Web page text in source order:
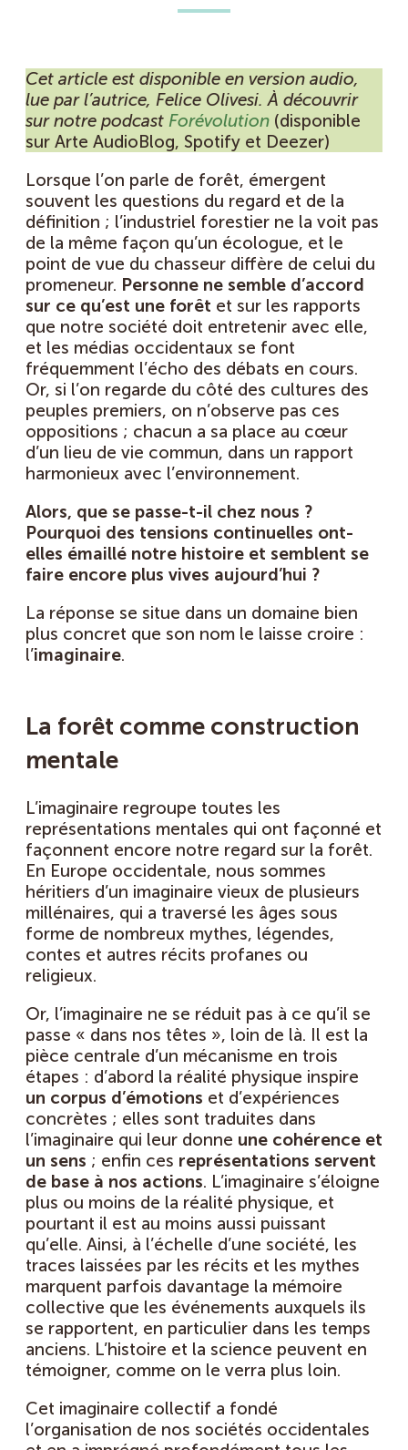
Cet article est disponible en version audio,
lue par l’autrice, Felice Olivesi. À découvrir
sur notre podcast Forévolution (disponible
sur Arte AudioBlog, Spotify et Deezer)
Lorsque l’on parle de forêt, émergent
souvent les questions du regard et de la
définition ; l’industriel forestier ne la voit pas
de la même façon qu’un écologue, et le
point de vue du chasseur diffère de celui du
promeneur. Personne ne semble d’accord
sur ce qu’est une forêt et sur les rapports
que notre société doit entretenir avec elle,
et les médias occidentaux se font
fréquemment l’écho des débats en cours.
Or, si l’on regarde du côté des cultures des
peuples premiers, on n’observe pas ces
oppositions ; chacun a sa place au cœur
d’un lieu de vie commun, dans un rapport
harmonieux avec l’environnement.
Alors, que se passe-t-il chez nous ?
Pourquoi des tensions continuelles ont-
elles émaillé notre histoire et semblent se
faire encore plus vives aujourd’hui ?
La réponse se situe dans un domaine bien
plus concret que son nom le laisse croire :
l’imaginaire.
La forêt comme construction
mentale
L’imaginaire regroupe toutes les
représentations mentales qui ont façonné et
façonnent encore notre regard sur la forêt.
En Europe occidentale, nous sommes
héritiers d’un imaginaire vieux de plusieurs
millénaires, qui a traversé les âges sous
forme de nombreux mythes, légendes,
contes et autres récits profanes ou
religieux.
Or, l’imaginaire ne se réduit pas à ce qu’il se
passe « dans nos têtes », loin de là. Il est la
pièce centrale d’un mécanisme en trois
étapes : d’abord la réalité physique inspire
un corpus d’émotions et d’expériences
concrètes ; elles sont traduites dans
l’imaginaire qui leur donne une cohérence et
un sens ; enfin ces représentations servent
de base à nos actions. L’imaginaire s’éloigne
plus ou moins de la réalité physique, et
pourtant il est au moins aussi puissant
qu’elle. Ainsi, à l’échelle d’une société, les
traces laissées par les récits et les mythes
marquent parfois davantage la mémoire
collective que les événements auxquels ils
se rapportent, en particulier dans les temps
anciens. L’histoire et la science peuvent en
témoigner, comme on le verra plus loin.
Cet imaginaire collectif a fondé
l’organisation de nos sociétés occidentales